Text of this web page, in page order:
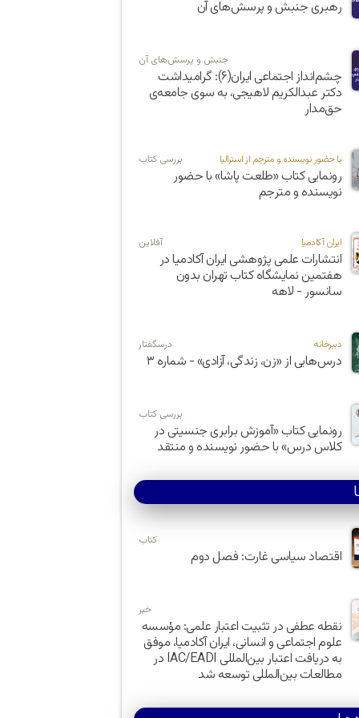
رهبری جنبش و پرسش‌های آن
جنبش و پرسش‌های آن
چشم‌انداز اجتماعی ایران(۶): گرامیداشت
دکتر عبدالکریم لاهیجی، به سوی جامعه‌ی
حق‌مدار
با حضور نویسنده و مترجم از استرالیا بررسی کتاب
رونمایی کتاب «طلعت پاشا» با حضور
نویسنده و مترجم
ایران آکادمیا آفلاین
انتشارات علمی پژوهشی ایران آکادمیا در
هفتمین نمایشگاه کتاب تهران بدون
سانسور - لاهه
دبیرخانه درسگفتار
درس‌هایی از «زن، زندگی، آزادی» - شماره ۳
بررسی کتاب
رونمایی کتاب «آموزش برابری جنسیتی در
کلاس درس» با حضور نویسنده و منتقد
کتاب
اقتصاد سیاسی غارت: فصل دوم
خبر
نقطه عطفی در تثبیت اعتبار علمی: مؤسسه
علوم اجتماعی و انسانی، ایران آکادمیا، موفق
به دریافت اعتبار بین‌المللی IAC/EADI در
مطالعات بین‌المللی توسعه شد